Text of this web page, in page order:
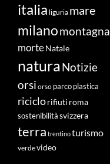
italia liguria mare
milanomontagna
morteNatale
naturaNotizie
orsi orso parco plastica
riciclorifiuti roma
sostenibilità svizzera
terra trentinoturismo
verdevideo